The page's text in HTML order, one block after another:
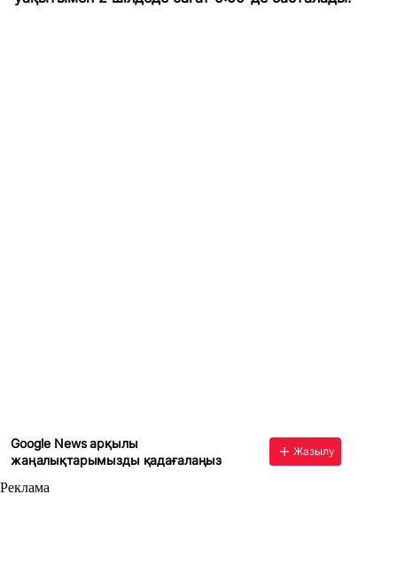
Google News арқылы
жаңалықтарымызды қадағалаңыз
Жазылу
Реклама